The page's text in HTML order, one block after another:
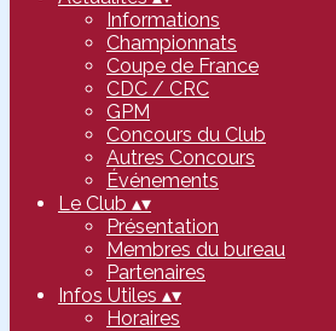
Informations
Championnats
Coupe de France
CDC / CRC
GPM
Concours du Club
Autres Concours
Événements
Le Club ▴▾
Présentation
Membres du bureau
Partenaires
Infos Utiles ▴▾
Horaires